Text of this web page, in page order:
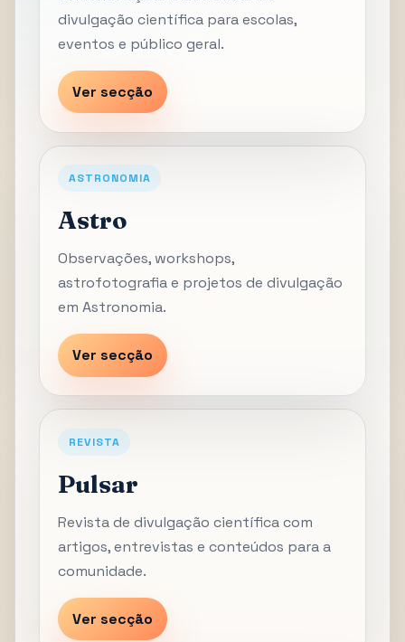
divulgação científica para escolas,
eventos e público geral.
Ver secção
ASTRONOMIA
Astro
Observações, workshops,
astrofotografia e projetos de divulgação
em Astronomia.
Ver secção
REVISTA
Pulsar
Revista de divulgação científica com
artigos, entrevistas e conteúdos para a
comunidade.
Ver secção